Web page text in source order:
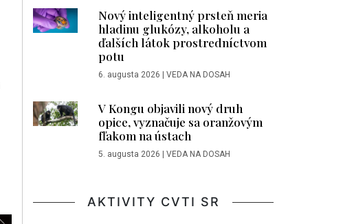
Nový inteligentný prsteň meria
hladinu glukózy, alkoholu a
ďalších látok prostredníctvom
potu
6. augusta 2026 | VEDA NA DOSAH
V Kongu objavili nový druh
opice, vyznačuje sa oranžovým
fľakom na ústach
5. augusta 2026 | VEDA NA DOSAH
AKTIVITY CVTI SR